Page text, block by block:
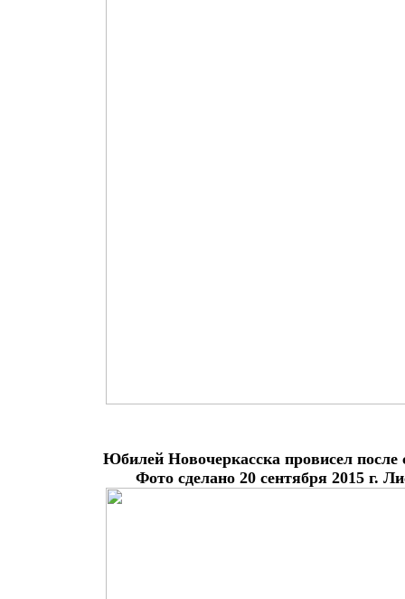
Юбилей Новочеркасска провисел после
Фото сделано 20 сентября 2015 г.